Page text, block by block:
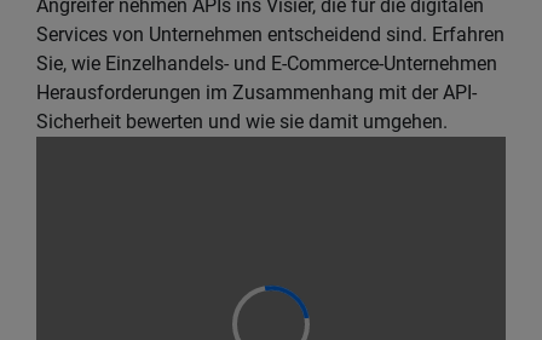
Angreifer nehmen APIs ins Visier, die für die digitalen
Services von Unternehmen entscheidend sind. Erfahren
Sie, wie Einzelhandels- und E-Commerce-Unternehmen
Herausforderungen im Zusammenhang mit der API-
Sicherheit bewerten und wie sie damit umgehen.